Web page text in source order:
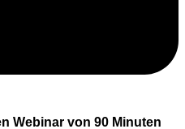
Webinar von 90 Minuten